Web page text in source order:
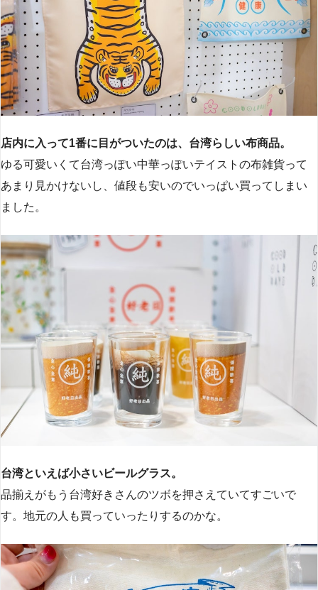
店内に入って1番に目がついたのは、台湾らしい布商品。
ゆる可愛いくて台湾っぽい中華っぽいテイストの布雑貨って
あまり見かけないし、値段も安いのでいっぱい買ってしまい
ました。
台湾といえば小さいビールグラス。
品揃えがもう台湾好きさんのツボを押さえていてすごいで
す。地元の人も買っていったりするのかな。